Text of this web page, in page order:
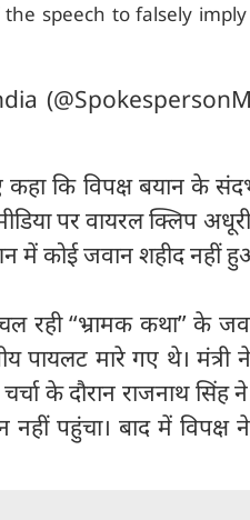
speech to falsely
कि विपक्ष बयान के
पर वायरल क्लिप
में कोई जवान शहीद नहीं
चल रही “भ्रामक कथा” के
पायलट मारे गए थे। मंत्री
के दौरान राजनाथ सिंह
पहुंचा। बाद में विपक्ष